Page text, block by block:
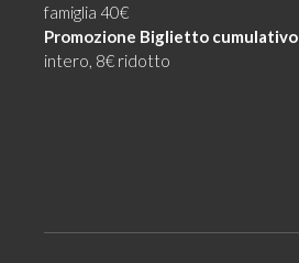
famiglia 40€
Promozione Biglietto cumulativo
intero, 8€ ridotto